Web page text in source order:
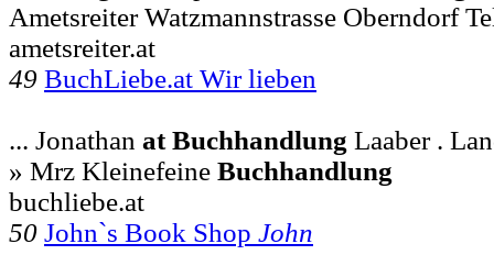
Ametsreiter Watzmannstrasse Oberndorf
ametsreiter.at
49 BuchLiebe.at Wir lieben
... Jonathan at Buchhandlung Laaber .
» Mrz Kleinefeine Buchhandlung
buchliebe.at
50 John`s Book Shop John